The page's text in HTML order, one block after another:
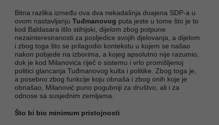
Bitna razlika između ova dva nekadašnja doajena SDP-a u
ovom nastavljanju Tuđmanovog puta jeste u tome što je to
kod Baldasara išlo stihijski, dijelom zbog potpune
nezainteresiranosti za posljedice svojih djelovanja, a dijelom
i zbog toga što se prilagodio kontekstu u kojem se našao
nakon pobjede na izborima, a kojeg apsolutno nije razumio,
dok je kod Milanovića riječ o sistemu i vrlo promišljenoj
politici glancanja Tuđmanovog kulta i politike. Zbog toga je,
a posebno zbog funkcije koju obnaša i zbog onih koje je
obnašao, Milanović puno pogubniji za društvo, ali i za
odnose sa susjednim zemljama.
Što bi bio minimum pristojnosti